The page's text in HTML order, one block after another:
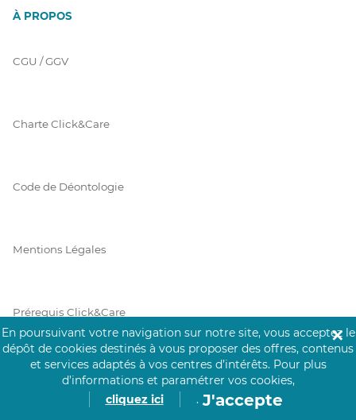
À PROPOS
CGU / GGV
Charte Click&Care
Code de Déontologie
Mentions Légales
Prérequis Click&Care
Protection des Données
En poursuivant votre navigation sur notre site, vous acceptez le
dépôt de cookies destinés à vous proposer des offres, contenus
et services adaptés à vos centres d’intérêts. Pour plus
d’informations et paramétrer vos cookies,
cliquez ici
. J'accepte
✕